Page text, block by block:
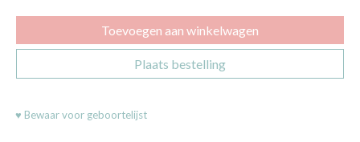
Toevoegen aan winkelwagen
Plaats bestelling
♥ Bewaar voor geboortelijst